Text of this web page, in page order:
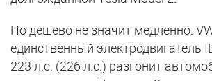
Но дешево не значит медленно.
единственный электродвигатель
223 л.с. (226 л.с.) разгонит